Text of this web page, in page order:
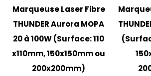
Marqueuse Laser Fibre
THUNDER Aurora MOPA
20 à 100W (Surface: 110
x110mm, 150x150mm ou
200x200mm)